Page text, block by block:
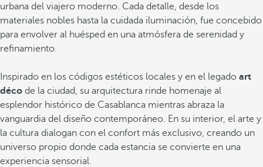
urbana del viajero moderno. Cada detalle, desde los
materiales nobles hasta la cuidada iluminación, fue concebido
para envolver al huésped en una atmósfera de serenidad y
refinamiento.
Inspirado en los códigos estéticos locales y en el legado art
déco de la ciudad, su arquitectura rinde homenaje al
esplendor histórico de Casablanca mientras abraza la
vanguardia del diseño contemporáneo. En su interior, el arte y
la cultura dialogan con el confort más exclusivo, creando un
universo propio donde cada estancia se convierte en una
experiencia sensorial.